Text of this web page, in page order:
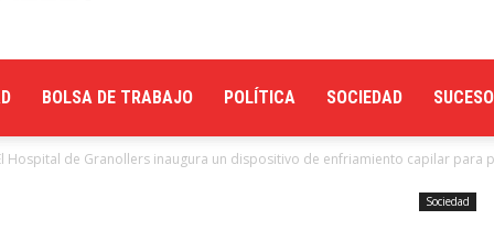
BOLSA DE TRABAJO POLÍTICA SOCIEDAD
Hospital de Granollers inaugura un dispositivo de enfriamiento capilar para
Sociedad